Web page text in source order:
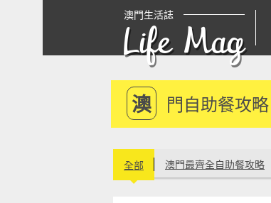
澳門生活誌
Life Mag
澳 門自助餐攻略
全部 澳門最齊全自助餐攻略